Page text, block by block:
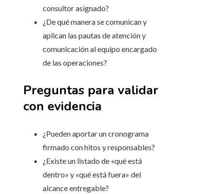
consultor asignado?
¿De qué manera se comunican y
aplican las pautas de atención y
comunicación al equipo encargado
de las operaciones?
Preguntas para validar
con evidencia
¿Pueden aportar un cronograma
firmado con hitos y responsables?
¿Existe un listado de «qué está
dentro» y «qué está fuera» del
alcance entregable?